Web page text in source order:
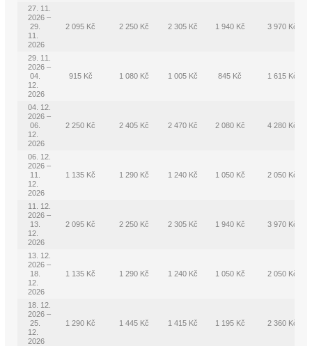
27. 11.
2026 –
29.
11.
2026
2 095 Kč 2 250 Kč 2 305 Kč 1 940 Kč 3 970 Kč
29. 11.
2026 –
04.
12.
2026
915 Kč 1 080 Kč 1 005 Kč 845 Kč 1 615 Kč
04. 12.
2026 –
06.
12.
2026
2 250 Kč 2 405 Kč 2 470 Kč 2 080 Kč 4 280 Kč
06. 12.
2026 –
11.
12.
2026
1 135 Kč 1 290 Kč 1 240 Kč 1 050 Kč 2 050 Kč
11. 12.
2026 –
13.
12.
2026
2 095 Kč 2 250 Kč 2 305 Kč 1 940 Kč 3 970 Kč
13. 12.
2026 –
18.
12.
2026
1 135 Kč 1 290 Kč 1 240 Kč 1 050 Kč 2 050 Kč
18. 12.
2026 –
25.
12.
2026
1 290 Kč 1 445 Kč 1 415 Kč 1 195 Kč 2 360 Kč